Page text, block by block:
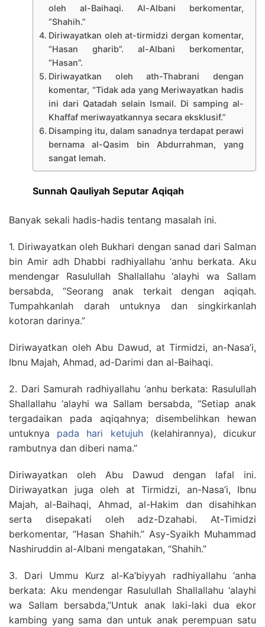
oleh al-Baihaqi. Al-Albani berkomentar,
“Shahih.”
Diriwayatkan oleh at-tirmidzi dergan komentar,
“Hasan gharib”. al-Albani berkomentar,
“Hasan”.
Diriwayatkan oleh ath-Thabrani dengan
komentar, “Tidak ada yang Meriwayatkan hadis
ini dari Qatadah selain Ismail. Di samping al-
Khaffaf meriwayatkannya secara eksklusif.”
Disamping itu, dalam sanadnya terdapat perawi
bernama al-Qasim bin Abdurrahman, yang
sangat lemah.
Sunnah Qauliyah Seputar Aqiqah
Banyak sekali hadis-hadis tentang masalah ini.
1. Diriwayatkan oleh Bukhari dengan sanad dari Salman
bin Amir adh Dhabbi radhiyallahu ‘anhu berkata. Aku
mendengar Rasulullah Shallallahu ‘alayhi wa Sallam
bersabda, “Seorang anak terkait dengan aqiqah.
Tumpahkanlah darah untuknya dan singkirkanlah
kotoran darinya.”
Diriwayatkan oleh Abu Dawud, at Tirmidzi, an-Nasa’i,
Ibnu Majah, Ahmad, ad-Darimi dan al-Baihaqi.
2. Dari Samurah radhiyallahu ‘anhu berkata: Rasulullah
Shallallahu ‘alayhi wa Sallam bersabda, “Setiap anak
tergadaikan pada aqiqahnya; disembelihkan hewan
untuknya pada hari ketujuh(kelahirannya), dicukur
rambutnya dan diberi nama.”
Diriwayatkan oleh Abu Dawud dengan lafal ini.
Diriwayatkan juga oleh at Tirmidzi, an-Nasa’i, Ibnu
Majah, al-Baihaqi, Ahmad, al-Hakim dan disahihkan
serta disepakati oleh adz-Dzahabi. At-Timidzi
berkomentar, “Hasan Shahih.” Asy-Syaikh Muhammad
Nashiruddin al-Albani mengatakan, “Shahih.”
3. Dari Ummu Kurz al-Ka’biyyah radhiyallahu ‘anha
berkata: Aku mendengar Rasulullah Shallallahu ‘alayhi
wa Sallam bersabda,”Untuk anak laki-laki dua ekor
kambing yang sama dan untuk anak perempuan satu